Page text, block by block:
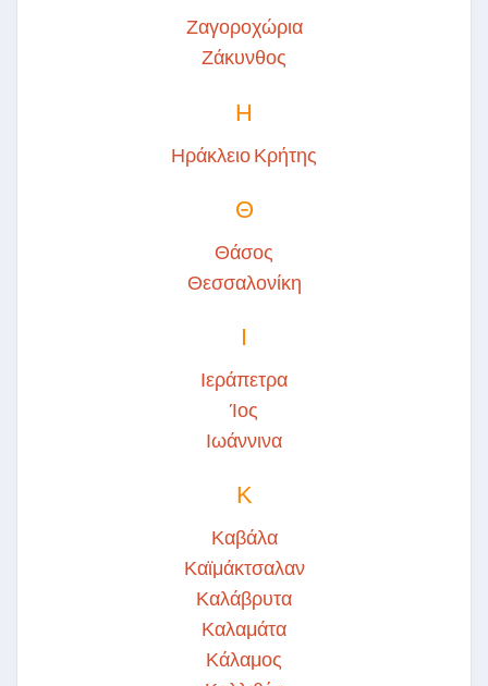
Ζαγοροχώρια
Ζάκυνθος
Η
Ηράκλειο Κρήτης
Θ
Θάσος
Θεσσαλονίκη
Ι
Ιεράπετρα
Ίος
Ιωάννινα
Κ
Καβάλα
Καϊμάκτσαλαν
Καλάβρυτα
Καλαμάτα
Κάλαμος